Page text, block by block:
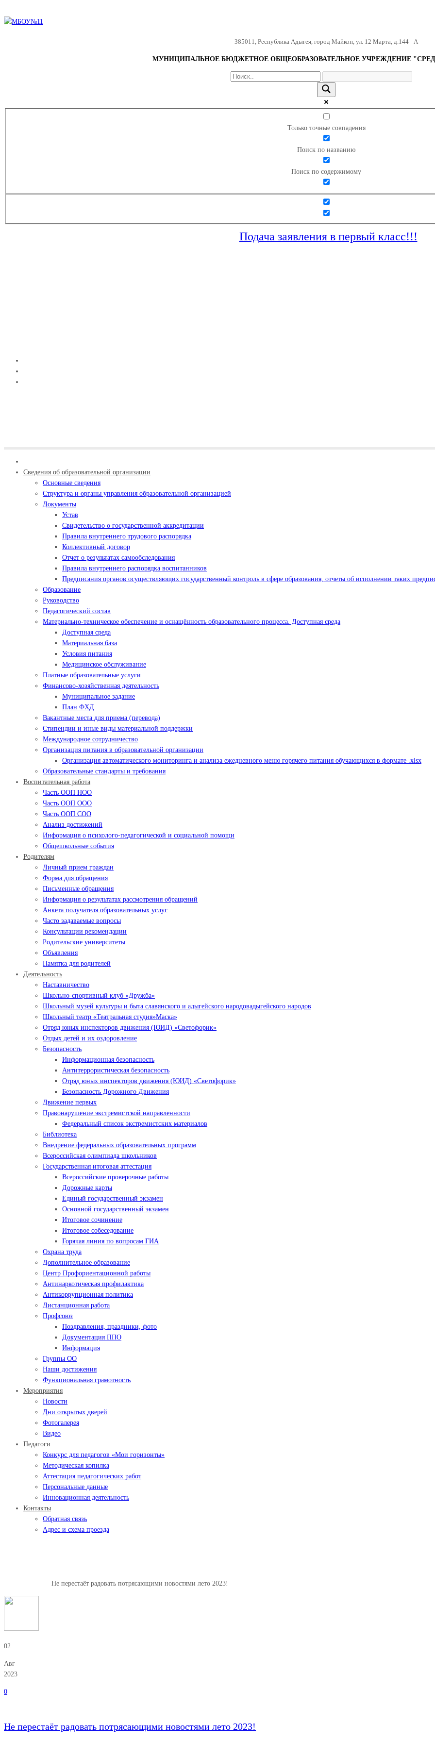
385011, Республика Адыгея, город Майкоп, ул. 12 Марта, д.144 - А
МУНИЦИПАЛЬНОЕ БЮДЖЕТНОЕ ОБЩЕОБРАЗОВАТЕЛЬНОЕ УЧРЕЖДЕНИЕ
Только точные совпадения
Поиск по названию
Поиск по содержимому
Подача заявления в первый класс!!!
Сведения об образовательной организации
Основные сведения
Структура и органы управления образовательной организацией
Документы
Устав
Свидетельство о государственной аккредитации
Правила внутреннего трудового распорядка
Коллективный договор
Отчет о результатах самообследования
Правила внутреннего распорядка воспитанников
Предписания органов осуществляющих государственный контроль в сфере образования, отчеты об исполнении таких
Образование
Руководство
Педагогический состав
Материально-техническое обеспечение и оснащённость образовательного процесса. Доступная среда
Доступная среда
Материальная база
Условия питания
Медицинское обслуживание
Платные образовательные услуги
Финансово-хозяйственная деятельность
Муниципальное задание
План ФХД
Вакантные места для приема (перевода)
Стипендии и иные виды материальной поддержки
Международное сотрудничество
Организация питания в образовательной организации
Организация автоматического мониторинга и анализа ежедневного меню горячего питания обучающихся в формате .xlsx
Образовательные стандарты и требования
Воспитательная работа
Часть ООП НОО
Часть ООП ООО
Часть ООП СОО
Анализ достижений
Информация о психолого-педагогической и социальной помощи
Общешкольные события
Родителям
Личный прием граждан
Форма для обращения
Письменные обращения
Информация о результатах рассмотрения обращений
Анкета получателя образовательных услуг
Часто задаваемые вопросы
Консультации рекомендации
Родительские университеты
Объявления
Памятка для родителей
Деятельность
Наставничество
Школьно-спортивный клуб «Дружба»
Школьный музей культуры и быта славянского и адыгейского народовадыгейского народов
Школьный театр «Театральная студия»Маска»
Отряд юных инспекторов движения (ЮИД) «Светофорик»
Отдых детей и их оздоровление
Безопасность
Информационная безопасность
Антитеррористическая безопасность
Отряд юных инспекторов движения (ЮИД) «Светофорик»
Безопасность Дорожного Движения
Движение первых
Правонарушение экстремистской направленности
Федеральный список экстремистских материалов
Библиотека
Внедрение федеральных образовательных программ
Всероссийская олимпиада школьников
Государственная итоговая аттестация
Всероссийские проверочные работы
Дорожные карты
Единый государственный экзамен
Основной государственный экзамен
Итоговое сочинение
Итоговое собеседование
Горячая линия по вопросам ГИА
Охрана труда
Дополнительное образование
Центр Профориентационной работы
Антинаркотическая профилактика
Антикоррупционная политика
Дистанционная работа
Профсоюз
Поздравления, праздники, фото
Документация ППО
Информация
Группы ОО
Наши достижения
Функциональная грамотность
Мероприятия
Новости
Дни открытых дверей
Фотогалерея
Видео
Педагоги
Конкурс для педагогов «Мои горизонты»
Методическая копилка
Аттестация педагогических работ
Персональные данные
Инновационная деятельность
Контакты
Обратная связь
Адрес и схема проезда
Не перестаёт радовать потрясающими новостями лето 2023!
02
Авг
2023
0
Не перестаёт радовать потрясающими новостями лето 2023!